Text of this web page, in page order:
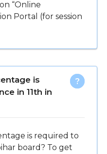
“Online
Portal (for session
is
in 11th in
is required to
board? To get